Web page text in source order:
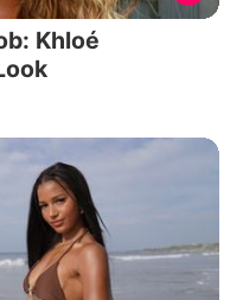
Khloé